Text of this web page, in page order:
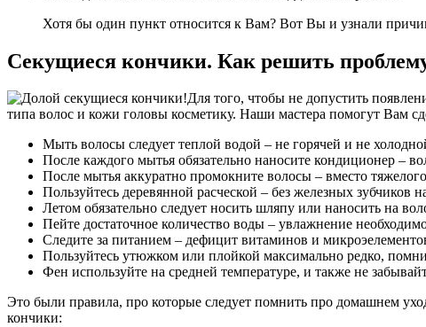
Хотя бы один пункт относится к Вам? Вот Вы и узнали
Секущиеся кончики. Как решить
Для того, чтобы не допустить
типа волос и кожи головы косметику. Наши мастера помогут Вам
Мыть волосы следует теплой водой – не горячей и не
После каждого мытья обязательно наносите кондиционер –
После мытья аккуратно промокните волосы – вместо
Пользуйтесь деревянной расческой – без железных зубчиков
Летом обязательно следует носить шляпу или наносить на
Пейте достаточное количество воды – увлажнение
Следите за питанием – дефицит витаминов и
Пользуйтесь утюжком или плойкой максимально редко,
Фен используйте на средней температуре, и также не
Это были правила, про которые следует помнить про домашнем
кончики: